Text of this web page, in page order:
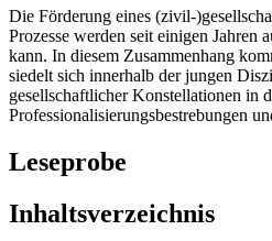
Die Förderung eines (zivil-
Prozesse werden seit einigen
kann. In diesem Zusammenhang
siedelt sich innerhalb der jungen
gesellschaftlicher Konstellationen in
Professionalisierungsbestrebungen
Leseprobe
Inhaltsverzeichnis